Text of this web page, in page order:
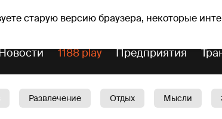
старую версию браузера, некоторые
+22°C Genoveva, Madara, Genovefa Прогноз
1188 play Предприятия
Развлечение Отдых Мысли